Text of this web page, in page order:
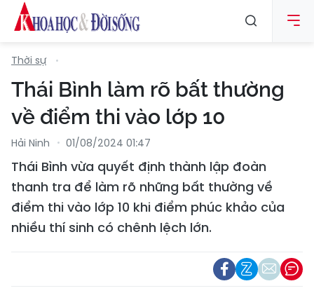
Thời sự
Thái Bình làm rõ bất thường
về điểm thi vào lớp 10
Hải Ninh 01/08/2024 01:47
Thái Bình vừa quyết định thành lập đoàn
thanh tra để làm rõ những bất thường về
điểm thi vào lớp 10 khi điểm phúc khảo của
nhiều thí sinh có chênh lệch lớn.